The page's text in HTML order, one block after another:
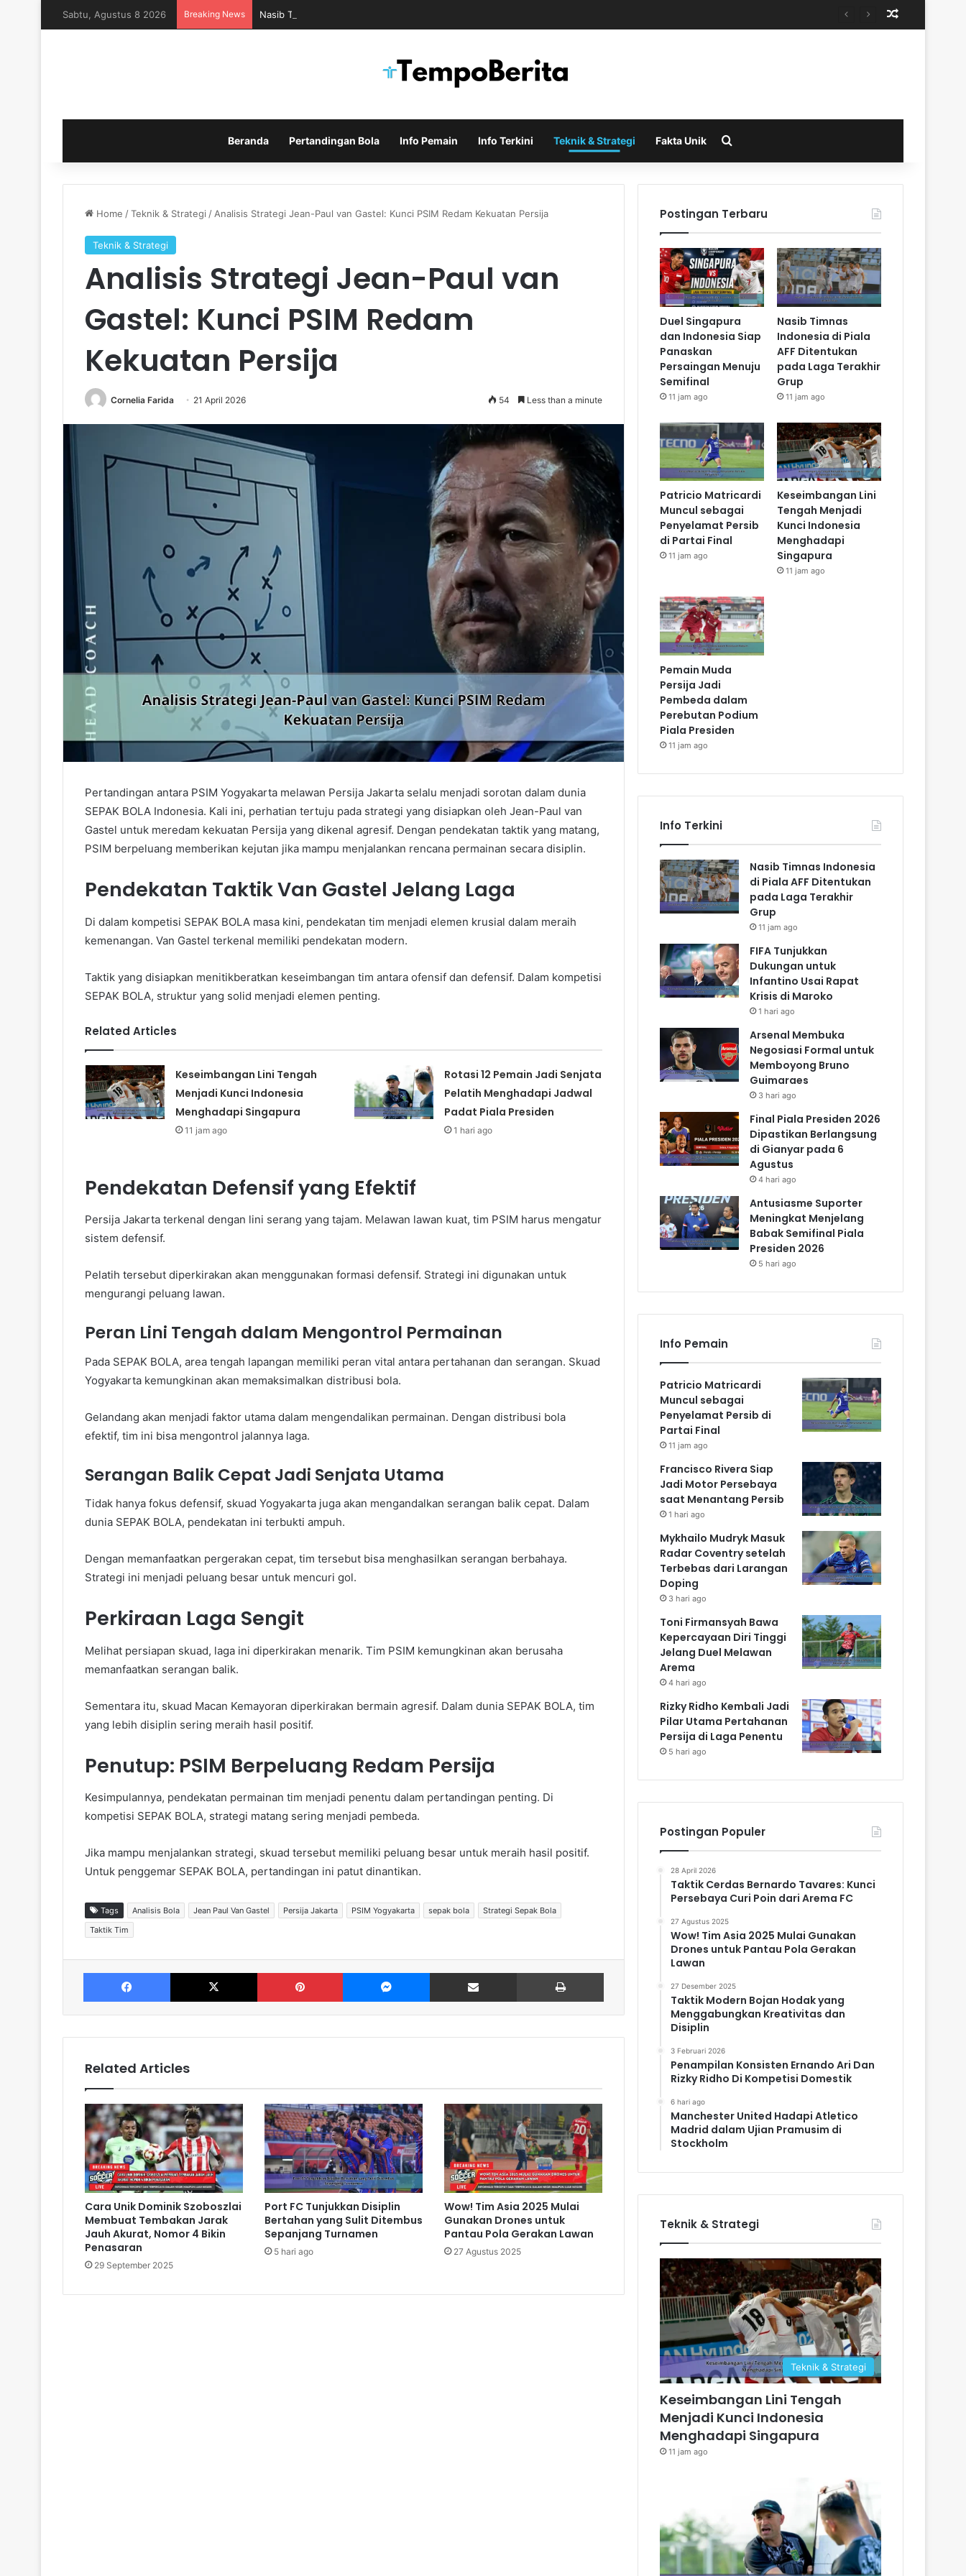
Sabtu, Agustus 8 2026 Breaking News Nasib Timnas Indonesia di Piala AFF Ditentukan pada Laga Terakhir Grup
Beranda Pertandingan Bola Info Pemain Info Terkini Teknik & Strategi Fakta Unik
Home /Teknik & Strategi / Analisis Strategi Jean-Paul van Gastel: Kunci PSIM Redam Kekuatan Persija
Teknik & Strategi
Analisis Strategi Jean-Paul van
Gastel: Kunci PSIM Redam
Kekuatan Persija
Cornelia Farida 21 April 2026 54 Less than a minute
Pertandingan antara PSIM Yogyakarta melawan Persija Jakarta selalu menjadi sorotan dalam dunia
SEPAK BOLA Indonesia. Kali ini, perhatian tertuju pada strategi yang disiapkan oleh Jean-Paul van
Gastel untuk meredam kekuatan Persija yang dikenal agresif. Dengan pendekatan taktik yang matang,
PSIM berpeluang memberikan kejutan jika mampu menjalankan rencana permainan secara disiplin.
Pendekatan Taktik Van Gastel Jelang Laga
Di dalam kompetisi SEPAK BOLA masa kini, pendekatan tim menjadi elemen krusial dalam meraih
kemenangan. Van Gastel terkenal memiliki pendekatan modern.
Taktik yang disiapkan menitikberatkan keseimbangan tim antara ofensif dan defensif. Dalam kompetisi
SEPAK BOLA, struktur yang solid menjadi elemen penting.
Related Articles
Keseimbangan Lini Tengah
Menjadi Kunci Indonesia
Menghadapi Singapura
11 jam ago
Rotasi 12 Pemain Jadi Senjata
Pelatih Menghadapi Jadwal
Padat Piala Presiden
1 hari ago
Pendekatan Defensif yang Efektif
Persija Jakarta terkenal dengan lini serang yang tajam. Melawan lawan kuat, tim PSIM harus mengatur
sistem defensif.
Pelatih tersebut diperkirakan akan menggunakan formasi defensif. Strategi ini digunakan untuk
mengurangi peluang lawan.
Peran Lini Tengah dalam Mengontrol Permainan
Pada SEPAK BOLA, area tengah lapangan memiliki peran vital antara pertahanan dan serangan. Skuad
Yogyakarta kemungkinan akan memaksimalkan distribusi bola.
Gelandang akan menjadi faktor utama dalam mengendalikan permainan. Dengan distribusi bola
efektif, tim ini bisa mengontrol jalannya laga.
Serangan Balik Cepat Jadi Senjata Utama
Tidak hanya fokus defensif, skuad Yogyakarta juga akan mengandalkan serangan balik cepat. Dalam
dunia SEPAK BOLA, pendekatan ini terbukti ampuh.
Dengan memanfaatkan pergerakan cepat, tim tersebut bisa menghasilkan serangan berbahaya.
Strategi ini menjadi peluang besar untuk mencuri gol.
Perkiraan Laga Sengit
Melihat persiapan skuad, laga ini diperkirakan menarik. Tim PSIM kemungkinan akan berusaha
memanfaatkan serangan balik.
Sementara itu, skuad Macan Kemayoran diperkirakan bermain agresif. Dalam dunia SEPAK BOLA, tim
yang lebih disiplin sering meraih hasil positif.
Penutup: PSIM Berpeluang Redam Persija
Kesimpulannya, pendekatan permainan tim menjadi penentu dalam pertandingan penting. Di
kompetisi SEPAK BOLA, strategi matang sering menjadi pembeda.
Jika mampu menjalankan strategi, skuad tersebut memiliki peluang besar untuk meraih hasil positif.
Untuk penggemar SEPAK BOLA, pertandingan ini patut dinantikan.
Tags Analisis Bola Jean Paul Van Gastel Persija Jakarta PSIM Yogyakarta sepak bola
Strategi Sepak Bola
Taktik Tim
Facebook X Pinterest Messenger Share via Email
Related Articles
Cara Unik Dominik Szoboszlai
Membuat Tembakan Jarak
Jauh Akurat, Nomor 4 Bikin
Penasaran
29 September 2025
Port FC Tunjukkan Disiplin
Bertahan yang Sulit Ditembus
Sepanjang Turnamen
5 hari ago
Wow! Tim Asia 2025 Mulai
Gunakan Drones untuk
Pantau Pola Gerakan Lawan
27 Agustus 2025
Postingan Terbaru
Duel Singapura
dan Indonesia Siap
Panaskan
Persaingan Menuju
Semifinal
11 jam ago
Nasib Timnas
Indonesia di Piala
AFF Ditentukan
pada Laga Terakhir
Grup
11 jam ago
Patricio Matricardi
Muncul sebagai
Penyelamat Persib
di Partai Final
11 jam ago
Keseimbangan Lini
Tengah Menjadi
Kunci Indonesia
Menghadapi
Singapura
11 jam ago
Pemain Muda
Persija Jadi
Pembeda dalam
Perebutan Podium
Piala Presiden
11 jam ago
Info Terkini
Nasib Timnas Indonesia
di Piala AFF Ditentukan
pada Laga Terakhir
Grup
11 jam ago
FIFA Tunjukkan
Dukungan untuk
Infantino Usai Rapat
Krisis di Maroko
1 hari ago
Arsenal Membuka
Negosiasi Formal untuk
Memboyong Bruno
Guimaraes
3 hari ago
Final Piala Presiden 2026
Dipastikan Berlangsung
di Gianyar pada 6
Agustus
4 hari ago
Antusiasme Suporter
Meningkat Menjelang
Babak Semifinal Piala
Presiden 2026
5 hari ago
Info Pemain
Patricio Matricardi
Muncul sebagai
Penyelamat Persib di
Partai Final
11 jam ago
Francisco Rivera Siap
Jadi Motor Persebaya
saat Menantang Persib
1 hari ago
Mykhailo Mudryk Masuk
Radar Coventry setelah
Terbebas dari Larangan
Doping
3 hari ago
Toni Firmansyah Bawa
Kepercayaan Diri Tinggi
Jelang Duel Melawan
Arema
4 hari ago
Rizky Ridho Kembali Jadi
Pilar Utama Pertahanan
Persija di Laga Penentu
5 hari ago
Postingan Populer
28 April 2026
Taktik Cerdas Bernardo Tavares: Kunci
Persebaya Curi Poin dari Arema FC
27 Agustus 2025
Wow! Tim Asia 2025 Mulai Gunakan
Drones untuk Pantau Pola Gerakan
Lawan
27 Desember 2025
Taktik Modern Bojan Hodak yang
Menggabungkan Kreativitas dan
Disiplin
3 Februari 2026
Penampilan Konsisten Ernando Ari Dan
Rizky Ridho Di Kompetisi Domestik
6 hari ago
Manchester United Hadapi Atletico
Madrid dalam Ujian Pramusim di
Stockholm
Teknik & Strategi
Teknik & Strategi
Keseimbangan Lini Tengah
Menjadi Kunci Indonesia
Menghadapi Singapura
11 jam ago